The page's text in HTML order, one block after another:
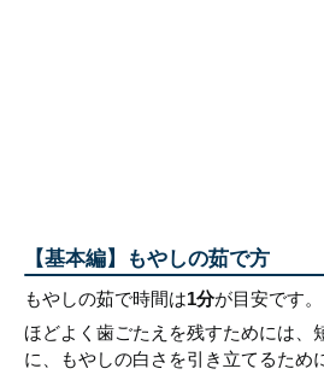
【基本編】もやしの茹で方
もやしの茹で時間は1分が目安です。
ほどよく歯ごたえを残すためには、
に、もやしの白さを引き立てるため